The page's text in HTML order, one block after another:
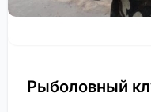
Рыболовный